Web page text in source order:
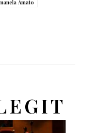
Amato